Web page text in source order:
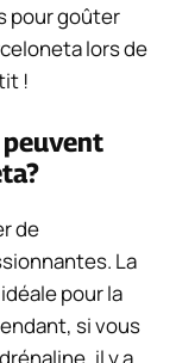
pour goûter
lors de
!
de
La
pour la
si vous